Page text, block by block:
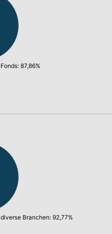
Fonds: 87,86%
diverse Branchen: 92,77%